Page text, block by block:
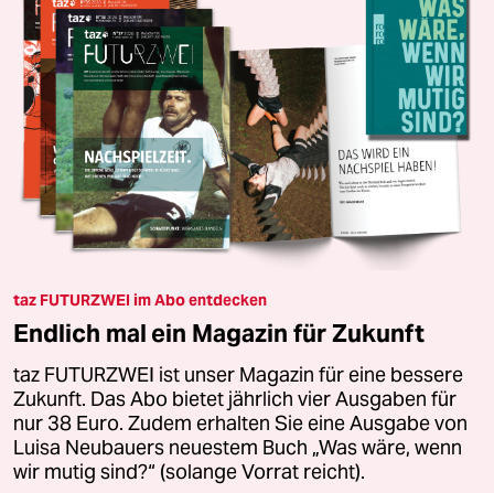
taz FUTURZWEI im Abo entdecken
Endlich mal ein Magazin für Zukunft
taz FUTURZWEI ist unser Magazin für eine bessere
Zukunft. Das Abo bietet jährlich vier Ausgaben für
nur 38 Euro. Zudem erhalten Sie eine Ausgabe von
Luisa Neubauers neuestem Buch „Was wäre, wenn
wir mutig sind?“ (solange Vorrat reicht).